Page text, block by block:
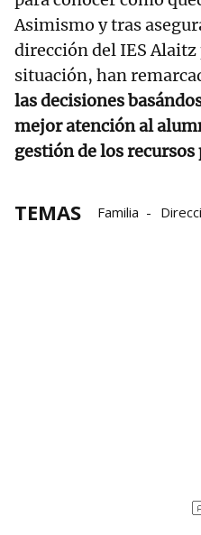
Asimismo y tras
dirección del IES
situación, han
las decisiones
mejor atención al
gestión de los
TEMAS Familia